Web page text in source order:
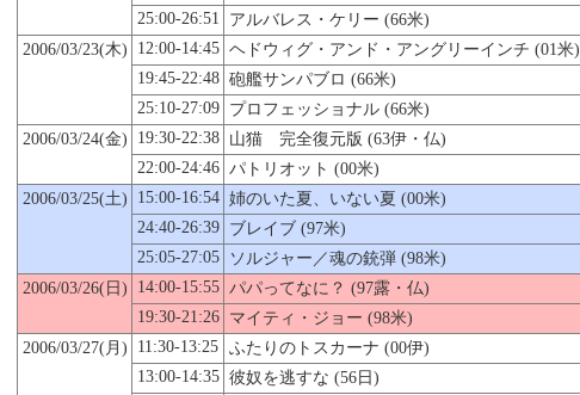
25:00-26:51
アルバレス・ケリー (66米)
2006/03/23(木)
12:00-14:45 ヘドウィグ・アンド・アングリーインチ (01米)
19:45-22:48 砲艦サンパブロ (66米)
25:10-27:09
プロフェッショナル (66米)
2006/03/24(金)
19:30-22:38 山猫 完全復元版 (63伊・仏)
22:00-24:46 パトリオット (00米)
2006/03/25(土) 15:00-16:54 姉のいた夏、いない夏 (00米)
24:40-26:39
ブレイブ (97米)
25:05-27:05
ソルジャー／魂の銃弾 (98米)
2006/03/26(日)
14:00-15:55 パパってなに？ (97露・仏)
19:30-21:26
マイティ・ジョー (98米)
2006/03/27(月)
11:30-13:25 ふたりのトスカーナ (00伊)
13:00-14:35 彼奴を逃すな (56日)